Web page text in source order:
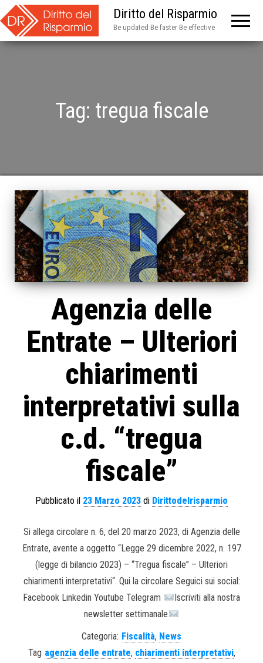
Diritto del Risparmio
Be updated Be faster Be effective
Tag: tregua fiscale
Agenzia delle
Entrate – Ulteriori
chiarimenti
interpretativi sulla
c.d. “tregua
fiscale”
Pubblicato il 23 Marzo 2023 di Dirittodelrisparmio
Si allega circolare n. 6, del 20 marzo 2023, di Agenzia delle
Entrate, avente a oggetto “Legge 29 dicembre 2022, n. 197
(legge di bilancio 2023) – “Tregua fiscale” – Ulteriori
chiarimenti interpretativi“. Qui la circolare Seguici sui social:
Facebook Linkedin Youtube Telegram
Iscriviti alla nostra
newsletter settimanale
Categoria: Fiscalità, News
Tag agenzia delle entrate, chiarimenti interpretativi,